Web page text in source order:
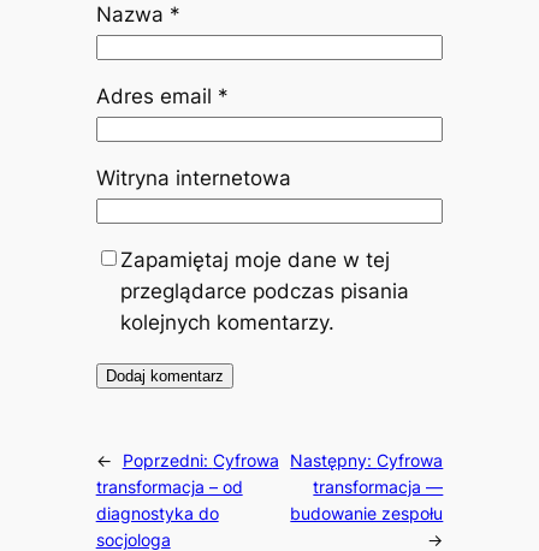
Nazwa *
Adres email *
Witryna internetowa
Zapamiętaj moje dane w tej
przeglądarce podczas pisania
kolejnych komentarzy.
← Poprzedni: Cyfrowa
transformacja – od
diagnostyka do
socjologa
Następny:Cyfrowa
transformacja —
budowanie zespołu
→